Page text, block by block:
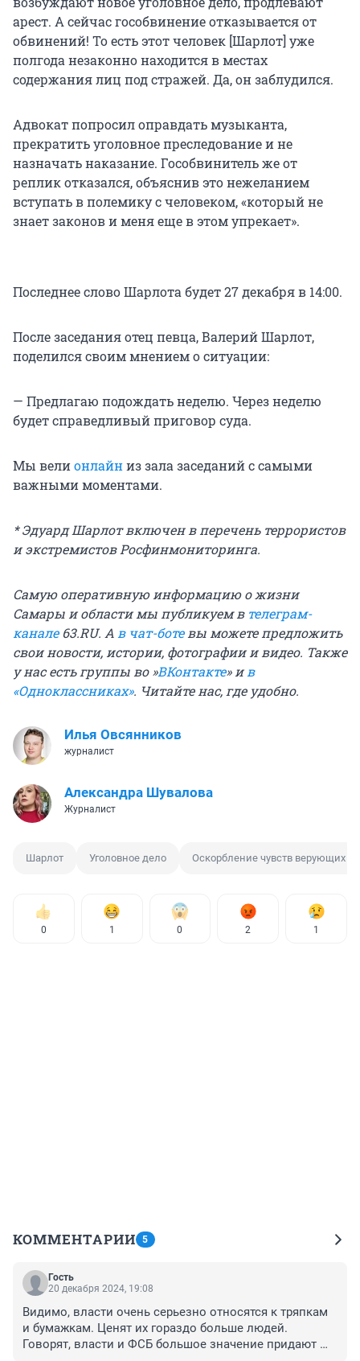
арест. А сейчас гособвинение отказывается от
обвинений! То есть этот человек [Шарлот] уже
полгода незаконно находится в местах
содержания лиц под стражей. Да, он заблудился.
Адвокат попросил оправдать музыканта,
прекратить уголовное преследование и не
назначать наказание. Гособвинитель же от
реплик отказался, объяснив это нежеланием
вступать в полемику с человеком, «который не
знает законов и меня еще в этом упрекает».
Последнее слово Шарлота будет 27 декабря в 14:00.
После заседания отец певца, Валерий Шарлот,
поделился своим мнением о ситуации:
— Предлагаю подождать неделю. Через неделю
будет справедливый приговор суда.
Мы велионлайниз зала заседаний с самыми
важными моментами.
* Эдуард Шарлот включен в перечень террористов
и экстремистов Росфинмониторинга.
Самую оперативную информацию о жизни
Самары и области мы публикуем в телеграм-
канале63.RU. Ав чат-ботевы можете предложить
свои новости, истории, фотографии и видео. Также
у нас есть группы во »ВКонтакте» ив
«Одноклассниках». Читайте нас, где удобно.
Илья Овсянников
журналист
Александра Шувалова
Журналист
Шарлот Уголовное дело Оскорбление чувств верующих
0 1 0 2 1
КОММЕНТАРИИ 5
Гость
20 декабря 2024, 19:08
Видимо, власти очень серьезно относятся к тряпкам
и бумажкам. Ценят их гораздо больше людей.
Говорят, власти и ФСБ большое значение придают